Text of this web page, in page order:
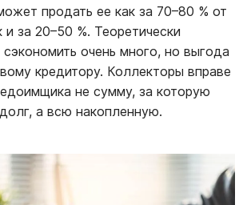
продать ее как за 70–80 % от
за 20–50 %. Теоретически
очень много, но выгода
кредитору. Коллекторы вправе
не сумму, за которую
а всю накопленную.